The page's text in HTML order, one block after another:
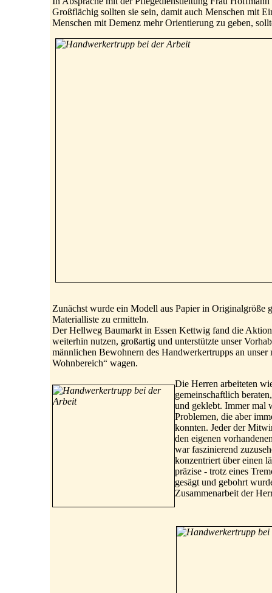
Großflächig sollten sie sein, damit auch Menschen mit
Menschen mit Demenz mehr Orientierung zu geben,
Zunächst wurde ein Modell aus Papier in Originalgröße
Materialliste zu ermitteln.
Der Hellweg Baumarkt in Essen Kettwig fand die
weiterhin nutzen, großartig und unterstützte unser
männlichen Bewohnern des Handwerkertrupps an
Wohnbereich“ wagen.
Die Herren arbeiteten
gemeinschaftlich
und geklebt. Immer mal
Problemen, die aber
konnten. Jeder der
den eigenen
war faszinierend
konzentriert über einen
präzise - trotz eines
gesägt und gebohrt
Zusammenarbeit der